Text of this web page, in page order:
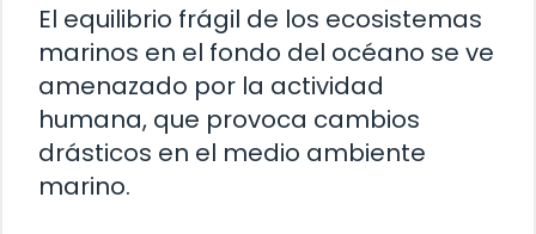
El equilibrio frágil de los ecosistemas
marinos en el fondo del océano se ve
amenazado por la actividad
humana, que provoca cambios
drásticos en el medio ambiente
marino.